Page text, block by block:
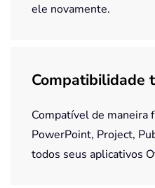
ele novamente.
Compatibilidade
Compatível de maneira
PowerPoint, Project,
todos seus aplicativos